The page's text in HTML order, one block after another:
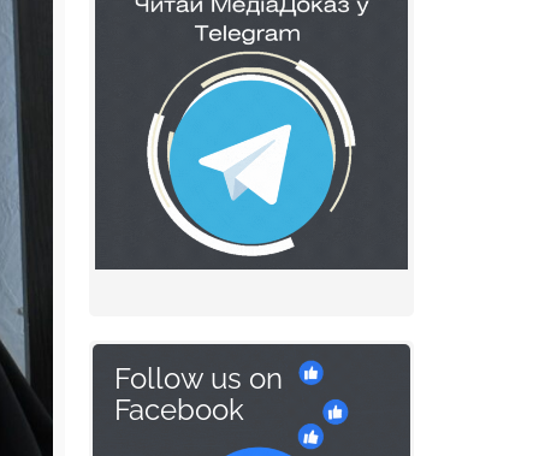
Follow us on
Facebook